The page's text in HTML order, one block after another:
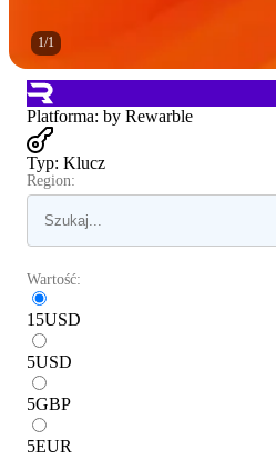
1/1
Platforma: by Rewarble
Typ: Klucz
Region:
Wartość:
15USD
5USD
5GBP
5EUR